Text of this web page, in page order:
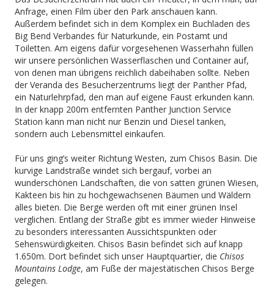
Anfrage, einen Film über den Park anschauen kann.
Außerdem befindet sich in dem Komplex ein Buchladen des
Big Bend Verbandes für Naturkunde, ein Postamt und
Toiletten. Am eigens dafür vorgesehenen Wasserhahn füllen
wir unsere persönlichen Wasserflaschen und Container auf,
von denen man übrigens reichlich dabeihaben sollte. Neben
der Veranda des Besucherzentrums liegt der Panther Pfad,
ein Naturlehrpfad, den man auf eigene Faust erkunden kann.
In der knapp 200m entfernten Panther Junction Service
Station kann man nicht nur Benzin und Diesel tanken,
sondern auch Lebensmittel einkaufen.
Für uns ging’s weiter Richtung Westen, zum Chisos Basin. Die
kurvige Landstraße windet sich bergauf, vorbei an
wunderschönen Landschaften, die von satten grünen Wiesen,
Kakteen bis hin zu hochgewachsenen Bäumen und Wäldern
alles bieten. Die Berge werden oft mit einer grünen Insel
verglichen. Entlang der Straße gibt es immer wieder Hinweise
zu besonders interessanten Aussichtspunkten oder
Sehenswürdigkeiten. Chisos Basin befindet sich auf knapp
1.650m. Dort befindet sich unser Hauptquartier, die Chisos
Mountains Lodge, am Fuße der majestätischen Chisos Berge
gelegen.